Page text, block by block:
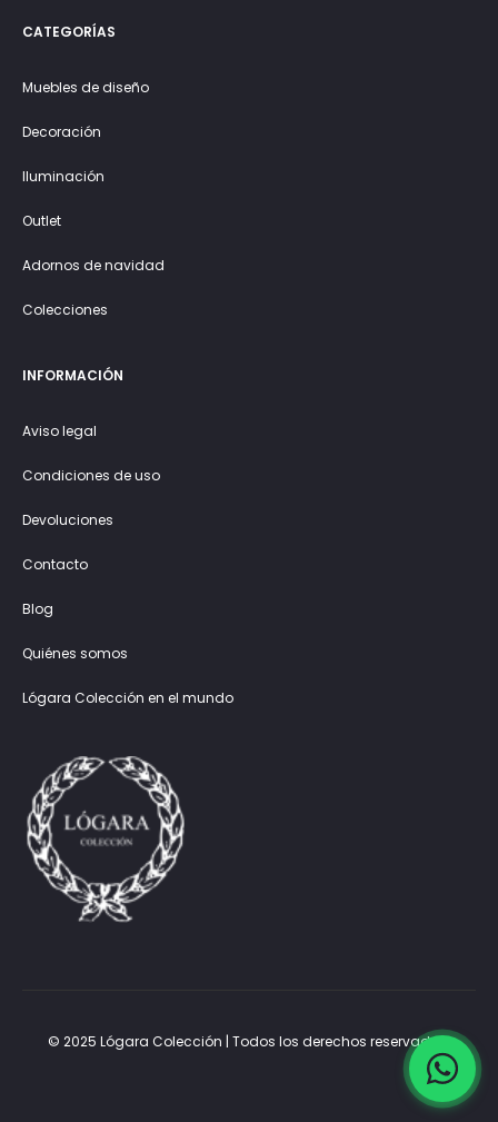
CATEGORÍAS
Muebles de diseño
Decoración
Iluminación
Outlet
Adornos de navidad
Colecciones
INFORMACIÓN
Aviso legal
Condiciones de uso
Devoluciones
Contacto
Blog
Quiénes somos
Lógara Colección en el mundo
© 2025 Lógara Colección | Todos los derechos reservados.